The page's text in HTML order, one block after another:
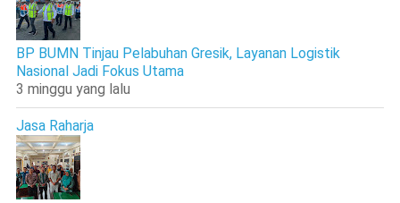
BP BUMN Tinjau Pelabuhan Gresik, Layanan Logistik
Nasional Jadi Fokus Utama
3 minggu yang lalu
Jasa Raharja